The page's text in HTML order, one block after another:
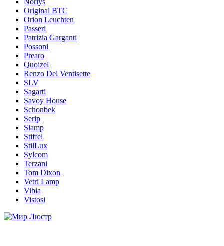
Norlys
Original BTC
Orion Leuchten
Passeri
Patrizia Garganti
Possoni
Prearo
Quoizel
Renzo Del Ventisette
SLV
Sagarti
Savoy House
Schonbek
Serip
Slamp
Stiffel
StilLux
Sylcom
Terzani
Tom Dixon
Vetri Lamp
Vibia
Vistosi